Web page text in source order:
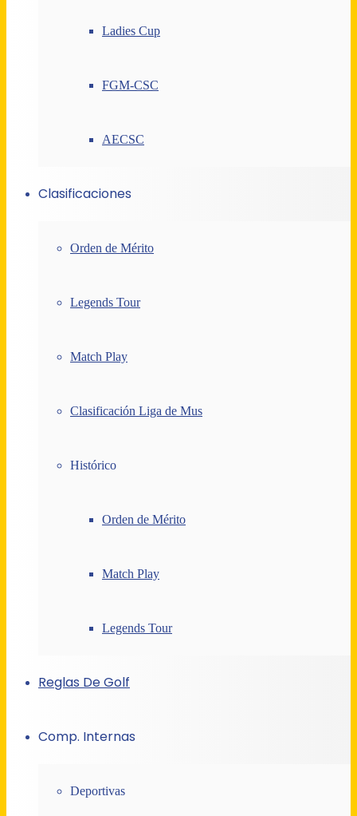
Ladies Cup
FGM-CSC
AECSC
Clasificaciones
Orden de Mérito
Legends Tour
Match Play
Clasificación Liga de Mus
Histórico
Orden de Mérito
Match Play
Legends Tour
Reglas De Golf
Comp. Internas
Deportivas